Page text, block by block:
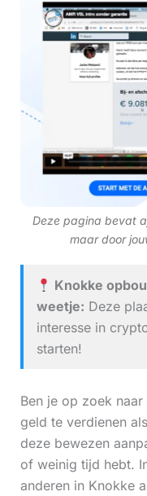
Deze pagina bevat
maar door
Knokke
weetje: Deze
interesse in
starten!
Ben je op zoek
geld te verdienen
deze bewezen
of weinig tijd hebt.
anderen in Knokke